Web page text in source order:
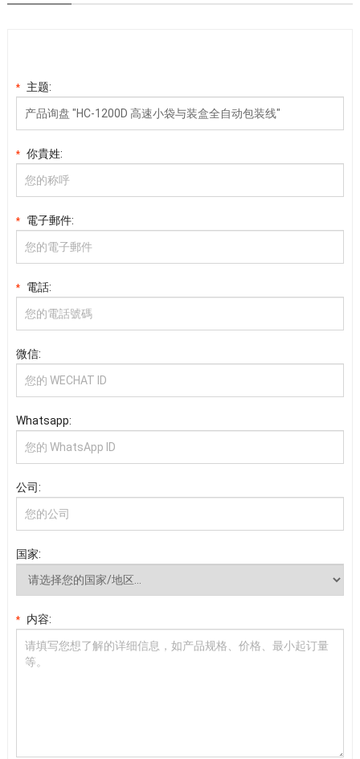
* 主题:
* 你貴姓:
* 電子郵件:
* 電話:
微信:
Whatsapp:
公司:
国家:
* 内容: